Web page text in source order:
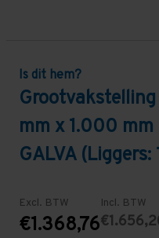
Is dit hem?
mm x 1.000
GALVA
Excl. BTW
€1.368,76
Incl. BTW